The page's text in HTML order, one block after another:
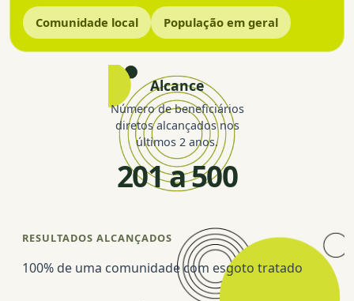
Comunidade local População em geral
Alcance
Número de beneficiários
diretos alcançados nos
últimos 2 anos.
201 a 500
RESULTADOS ALCANÇADOS
100% de uma comunidade com esgoto tratado